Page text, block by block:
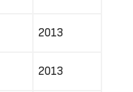
2013
2013